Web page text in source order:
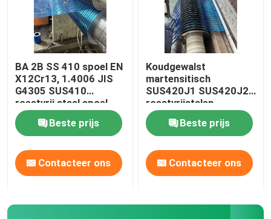
BA 2B SS 410 spoel EN
X12Cr13, 1.4006 JIS
G4305 SUS410
roestvrij staal spoel
strip 0,3-3 mm
Beste prijs
Contacteer ons
Koudgewalst
martensitisch
SUS420J1 SUS420J2
roestvrijstalen
spoelband 0,3-3 mm
Beste prijs
Contacteer ons